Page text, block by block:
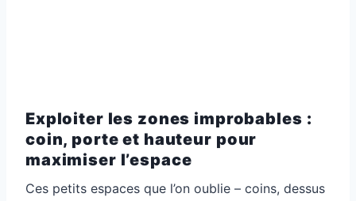
Exploiter les zones improbables :
coin, porte et hauteur pour
maximiser l’espace
Ces petits espaces que l’on oublie – coins, dessus